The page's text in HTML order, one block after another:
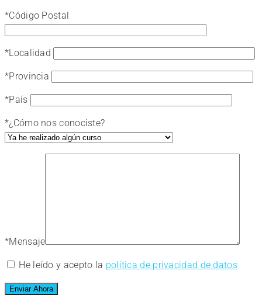
*Código Postal
*Localidad
*Provincia
*País
*¿Cómo nos conociste?
*Mensaje
He leído y acepto la política de privacidad de datos